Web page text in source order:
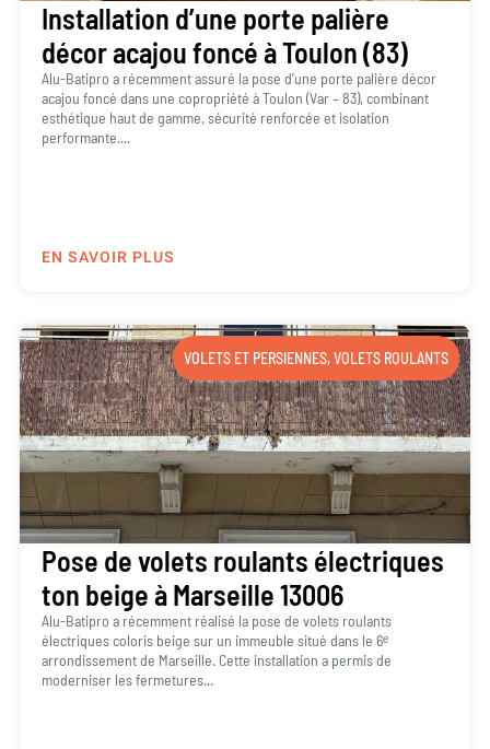
Installation d’une porte palière
décor acajou foncé à Toulon (83)
Alu-Batipro a récemment assuré la pose d’une porte palière décor
acajou foncé dans une copropriété à Toulon (Var – 83), combinant
esthétique haut de gamme, sécurité renforcée et isolation
performante....
EN SAVOIR PLUS
VOLETS ET PERSIENNES,VOLETS ROULANTS
Pose de volets roulants électriques
ton beige à Marseille 13006
Alu-Batipro a récemment réalisé la pose de volets roulants
électriques coloris beige sur un immeuble situé dans le 6ᵉ
arrondissement de Marseille. Cette installation a permis de
moderniser les fermetures...